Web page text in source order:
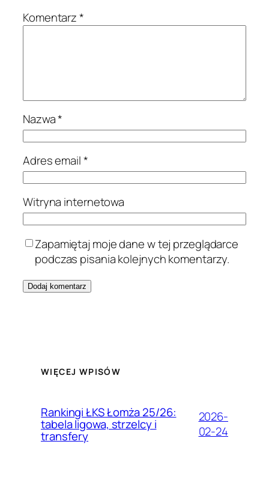
Komentarz*
Nazwa*
Adres email*
Witryna internetowa
Zapamiętaj moje dane w tej przeglądarce
podczas pisania kolejnych komentarzy.
WIĘCEJ WPISÓW
Rankingi ŁKS Łomża 25/26:
tabela ligowa, strzelcy i
transfery
2026-
02-24